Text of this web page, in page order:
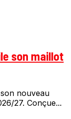
son maillot
nouveau
27. Conçue...